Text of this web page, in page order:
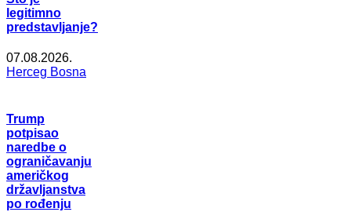
legitimno
predstavljanje?
07.08.2026.
Herceg Bosna
Trump
potpisao
naredbe o
ograničavanju
američkog
državljanstva
po rođenju